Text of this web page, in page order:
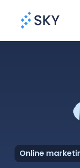
inhoud
Online